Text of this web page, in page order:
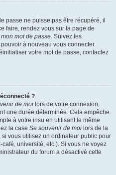
passe ne puisse pas être récupéré, il
faire, rendez vous sur la page de
mon mot de passe. Suivez les
à nouveau vous connecter.
votre mot de passe, contactez
?
de moi lors de votre connexion,
une durée déterminée. Cela empêche
à votre insu en utilisant le même
la case Se souvenir de moi lors de la
vous utilisez un ordinateur public pour
université, etc.). Si vous ne voyez
du forum a désactivé cette